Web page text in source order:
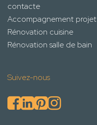
contacte
Accompagnement projet
Rénovation cuisine
Rénovation salle de bain
Suivez-nous